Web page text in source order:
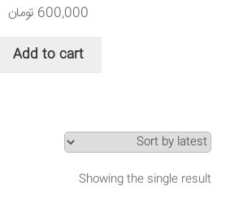
600,000 تومان
Add to cart
Showing the single result